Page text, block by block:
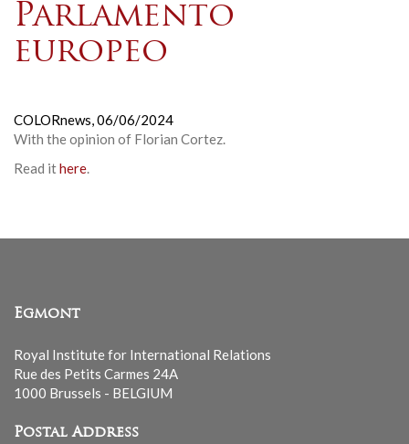
Parlamento
europeo
COLORnews,06/06/2024
With the opinion of Florian Cortez.
Read ithere.
Egmont
Royal Institute for International Relations
Rue des Petits Carmes 24A
1000 Brussels - BELGIUM
Postal Address